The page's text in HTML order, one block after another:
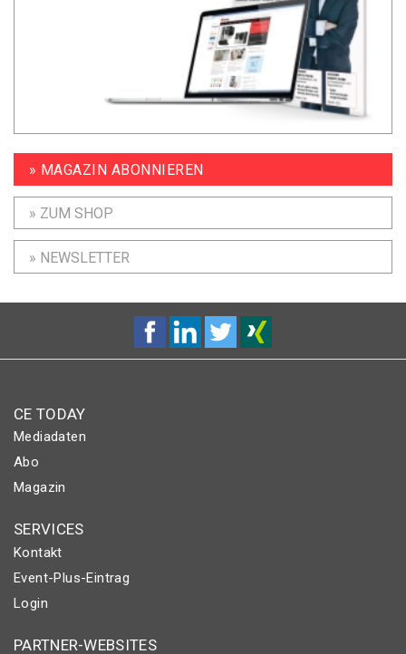
» MAGAZIN ABONNIEREN
» ZUM SHOP
» NEWSLETTER
CE TODAY
Mediadaten
Abo
Magazin
SERVICES
Kontakt
Event-Plus-Eintrag
Login
PARTNER-WEBSITES